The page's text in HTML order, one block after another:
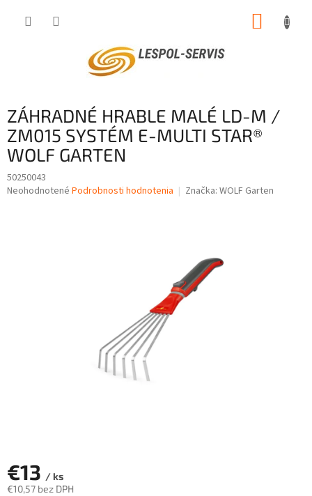
ZÁHRADNÉ HRABLE MALÉ LD-M /
ZM015 SYSTÉM E-MULTI STAR®
WOLF GARTEN
50250043
Priemerné
Neohodnotené Podrobnosti hodnotenia Značka: WOLF Garten
€13 / ks
€10,57 bez DPH